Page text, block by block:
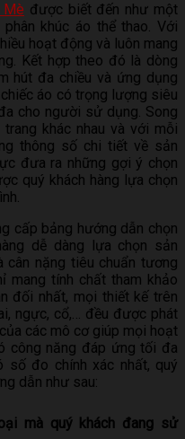
Mè được biết đến như một
khúc áo thể thao. Với
hoạt động và luôn mang
Kết hợp theo đó là dòng
hút đa chiều và ứng dụng
áo có trọng lượng siêu
cho người sử dụng. Song
khác nhau và với mỗi
thông số chi tiết về sản
đưa ra những gợi ý chọn
quý khách hàng lựa chọn
cấp bảng hướng dẫn chọn
dễ dàng lựa chọn sản
cân nặng tiêu chuẩn tương
mang tính chất tham khảo
đối nhất, mọi thiết kế trên
ngực, cổ,… đều được phát
các mô cơ giúp mọi hoạt
công năng đáp ứng tối đa
số đo chính xác nhất, quý
dẫn như sau:
mà quý khách đang sử